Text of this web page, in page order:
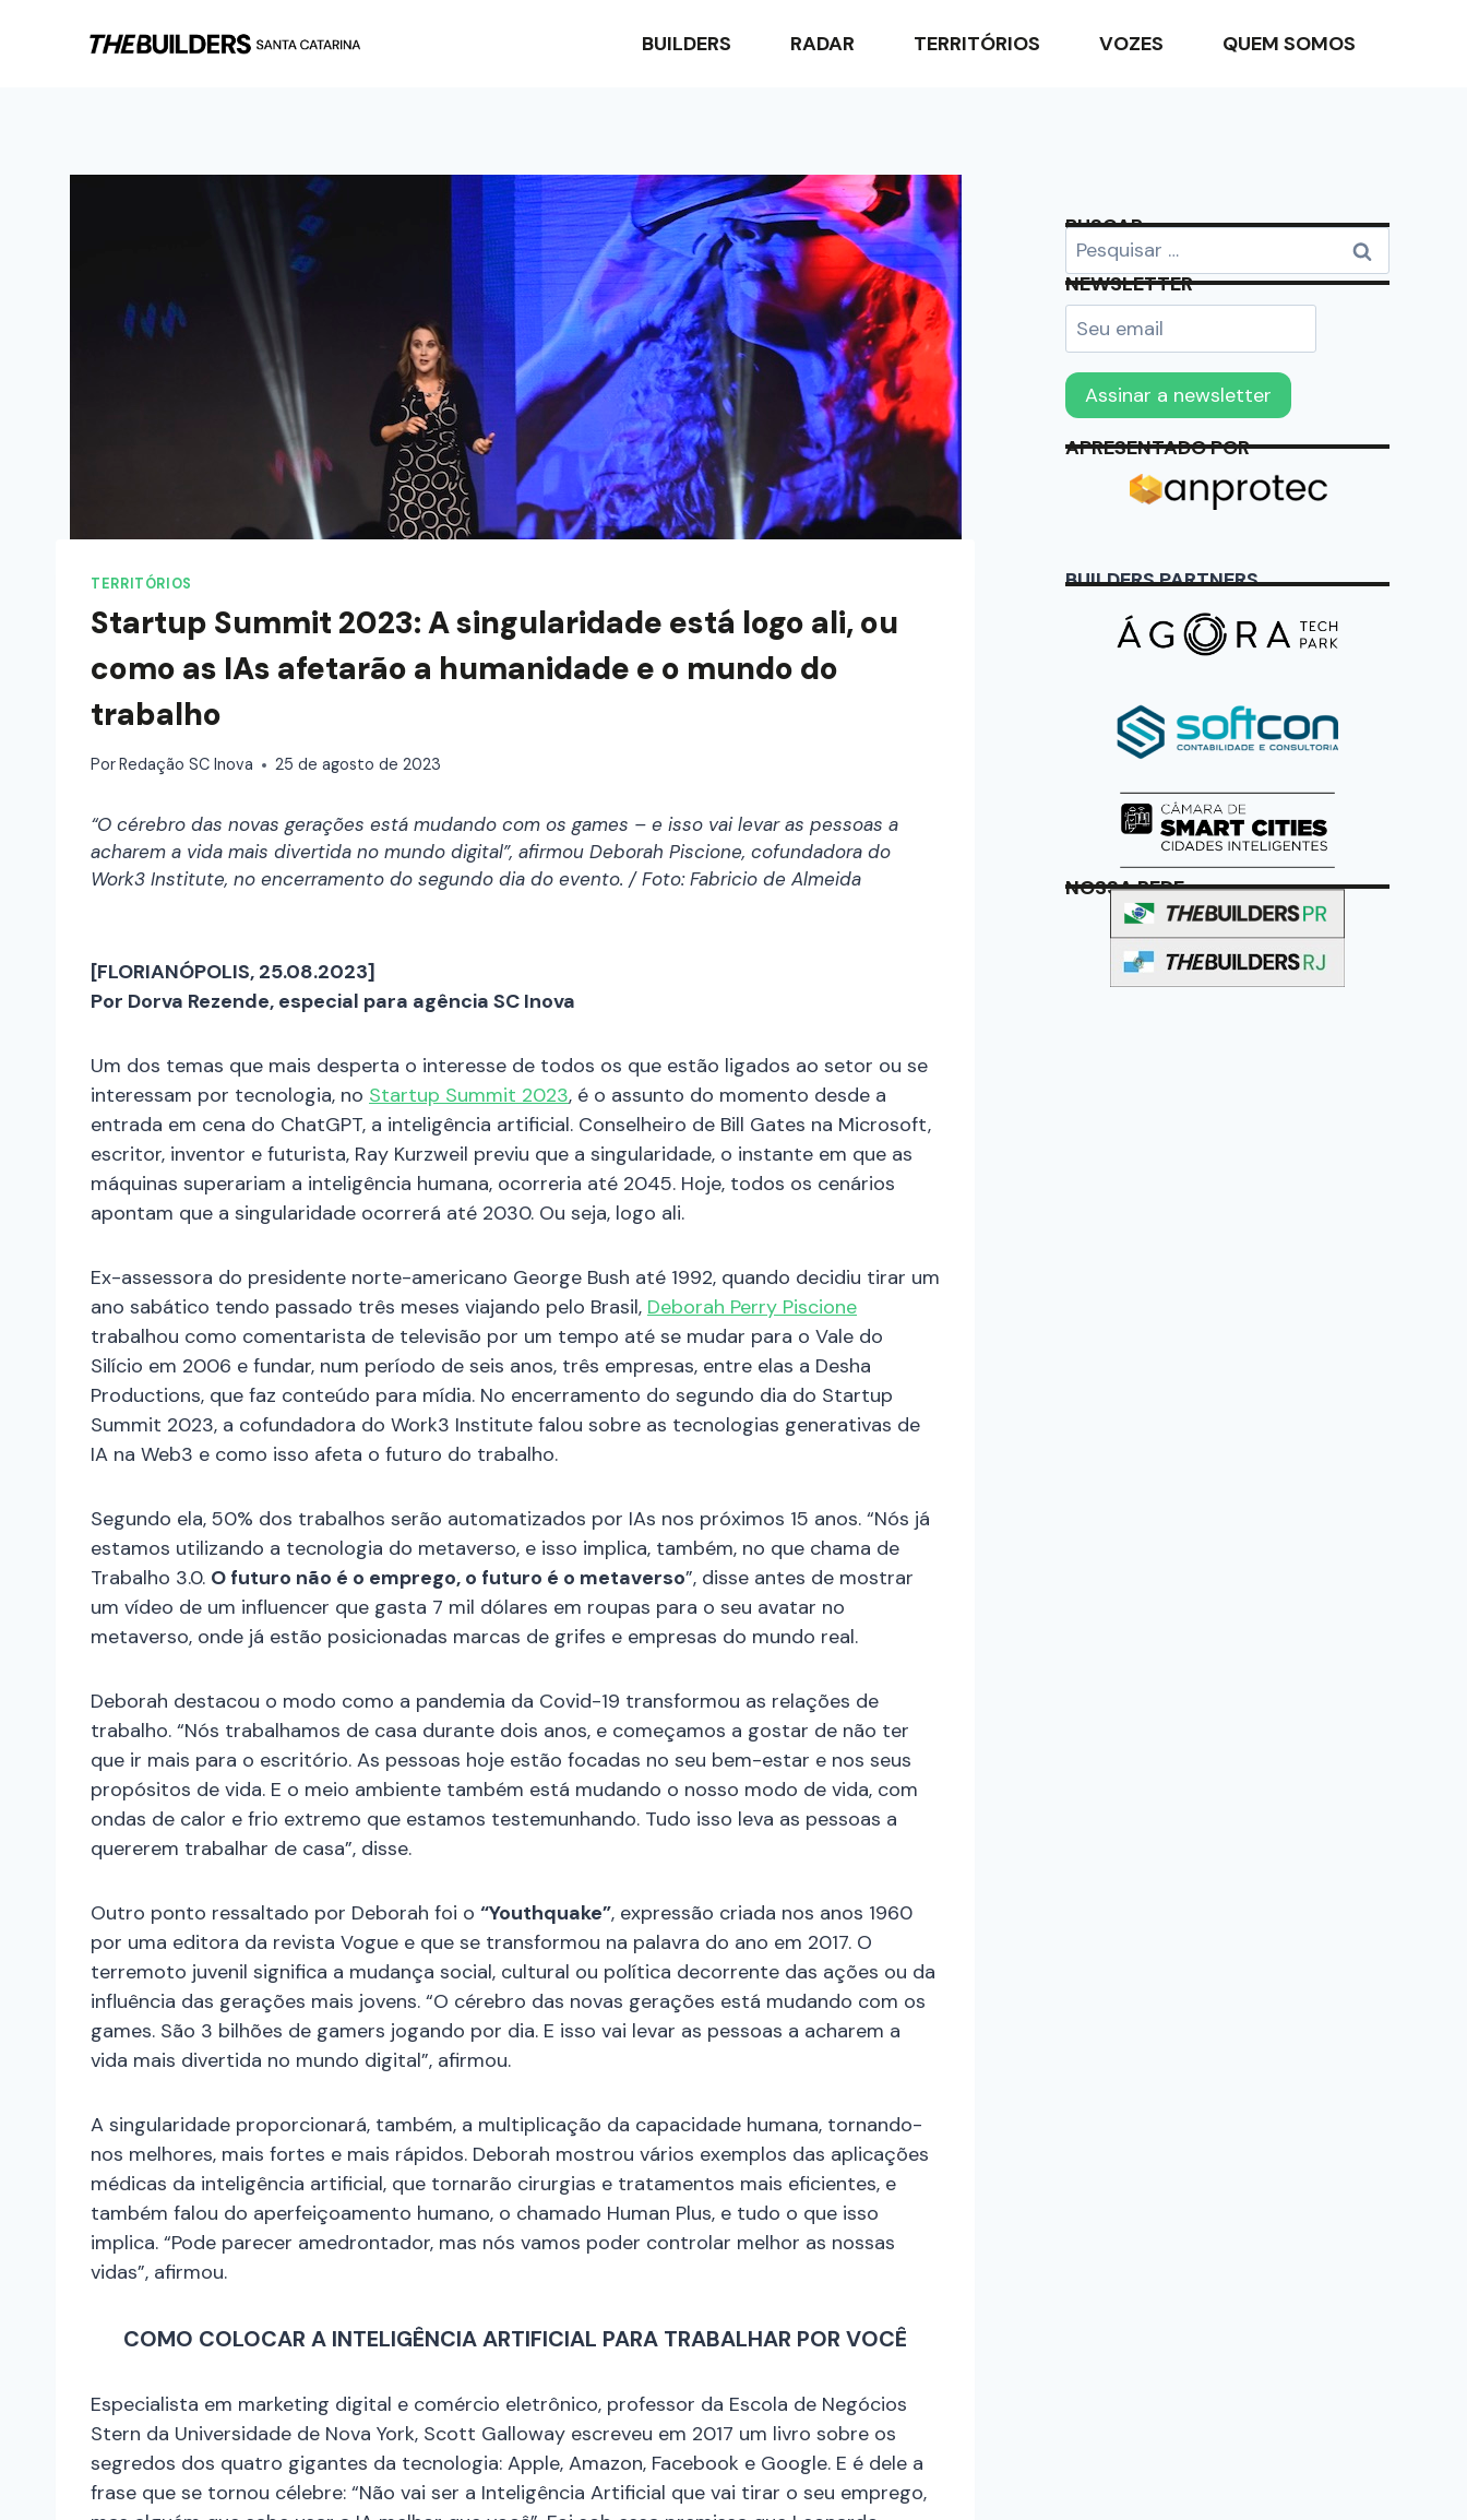
BUILDERS RADAR TERRITÓRIOS VOZES QUEM SOMOS
TERRITÓRIOS
Startup Summit 2023: A singularidade está logo ali, ou
como as IAs afetarão a humanidade e o mundo do
trabalho
PorRedação SC Inova 25 de agosto de 2023
“O cérebro das novas gerações está mudando com os games – e isso vai levar as pessoas a
acharem a vida mais divertida no mundo digital”, afirmou Deborah Piscione, cofundadora do
Work3 Institute, no encerramento do segundo dia do evento. / Foto: Fabricio de Almeida
[FLORIANÓPOLIS, 25.08.2023]
Por Dorva Rezende, especial para agência SC Inova
Um dos temas que mais desperta o interesse de todos os que estão ligados ao setor ou se
interessam por tecnologia, no Startup Summit 2023, é o assunto do momento desde a
entrada em cena do ChatGPT, a inteligência artificial. Conselheiro de Bill Gates na Microsoft,
escritor, inventor e futurista, Ray Kurzweil previu que a singularidade, o instante em que as
máquinas superariam a inteligência humana, ocorreria até 2045. Hoje, todos os cenários
apontam que a singularidade ocorrerá até 2030. Ou seja, logo ali.
Ex-assessora do presidente norte-americano George Bush até 1992, quando decidiu tirar um
ano sabático tendo passado três meses viajando pelo Brasil, Deborah Perry Piscione
trabalhou como comentarista de televisão por um tempo até se mudar para o Vale do
Silício em 2006 e fundar, num período de seis anos, três empresas, entre elas a Desha
Productions, que faz conteúdo para mídia. No encerramento do segundo dia do Startup
Summit 2023, a cofundadora do Work3 Institute falou sobre as tecnologias generativas de
IA na Web3 e como isso afeta o futuro do trabalho.
Segundo ela, 50% dos trabalhos serão automatizados por IAs nos próximos 15 anos. “Nós já
estamos utilizando a tecnologia do metaverso, e isso implica, também, no que chama de
Trabalho 3.0. O futuro não é o emprego, o futuro é o metaverso”, disse antes de mostrar
um vídeo de um influencer que gasta 7 mil dólares em roupas para o seu avatar no
metaverso, onde já estão posicionadas marcas de grifes e empresas do mundo real.
Deborah destacou o modo como a pandemia da Covid-19 transformou as relações de
trabalho. “Nós trabalhamos de casa durante dois anos, e começamos a gostar de não ter
que ir mais para o escritório. As pessoas hoje estão focadas no seu bem-estar e nos seus
propósitos de vida. E o meio ambiente também está mudando o nosso modo de vida, com
ondas de calor e frio extremo que estamos testemunhando. Tudo isso leva as pessoas a
quererem trabalhar de casa”, disse.
Outro ponto ressaltado por Deborah foi o “Youthquake”, expressão criada nos anos 1960
por uma editora da revista Vogue e que se transformou na palavra do ano em 2017. O
terremoto juvenil significa a mudança social, cultural ou política decorrente das ações ou da
influência das gerações mais jovens. “O cérebro das novas gerações está mudando com os
games. São 3 bilhões de gamers jogando por dia. E isso vai levar as pessoas a acharem a
vida mais divertida no mundo digital”, afirmou.
A singularidade proporcionará, também, a multiplicação da capacidade humana, tornando-
nos melhores, mais fortes e mais rápidos. Deborah mostrou vários exemplos das aplicações
médicas da inteligência artificial, que tornarão cirurgias e tratamentos mais eficientes, e
também falou do aperfeiçoamento humano, o chamado Human Plus, e tudo o que isso
implica. “Pode parecer amedrontador, mas nós vamos poder controlar melhor as nossas
vidas”, afirmou.
COMO COLOCAR A INTELIGÊNCIA ARTIFICIAL PARA TRABALHAR POR VOCÊ
Especialista em marketing digital e comércio eletrônico, professor da Escola de Negócios
Stern da Universidade de Nova York, Scott Galloway escreveu em 2017 um livro sobre os
segredos dos quatro gigantes da tecnologia: Apple, Amazon, Facebook e Google. E é dele a
frase que se tornou célebre: “Não vai ser a Inteligência Artificial que vai tirar o seu emprego,
BUSCAR
NEWSLETTER
APRESENTADO POR
BUILDERS PARTNERS
NOSSA REDE